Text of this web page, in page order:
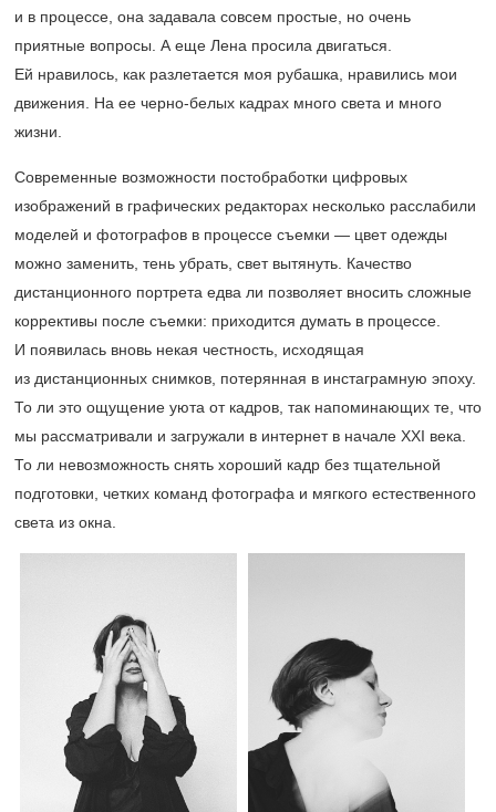
и в процессе, она задавала совсем простые, но очень
приятные вопросы. А еще Лена просила двигаться.
Ей нравилось, как разлетается моя рубашка, нравились мои
движения. На ее черно-белых кадрах много света и много
жизни.
Современные возможности постобработки цифровых
изображений в графических редакторах несколько расслабили
моделей и фотографов в процессе съемки — цвет одежды
можно заменить, тень убрать, свет вытянуть. Качество
дистанционного портрета едва ли позволяет вносить сложные
коррективы после съемки: приходится думать в процессе.
И появилась вновь некая честность, исходящая
из дистанционных снимков, потерянная в инстаграмную эпоху.
То ли это ощущение уюта от кадров, так напоминающих те, что
мы рассматривали и загружали в интернет в начале XXI века.
То ли невозможность снять хороший кадр без тщательной
подготовки, четких команд фотографа и мягкого естественного
света из окна.